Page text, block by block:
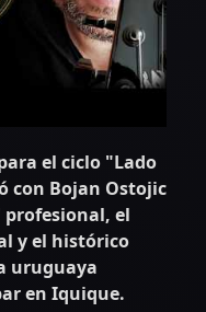
el ciclo "Lado
con Bojan Ostojic
el
y el histórico
uruguaya
en Iquique.